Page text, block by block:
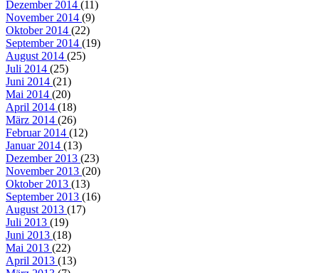
Dezember 2014 (11)
November 2014 (9)
Oktober 2014 (22)
September 2014 (19)
August 2014 (25)
Juli 2014 (25)
Juni 2014 (21)
Mai 2014 (20)
April 2014 (18)
März 2014 (26)
Februar 2014 (12)
Januar 2014 (13)
Dezember 2013 (23)
November 2013 (20)
Oktober 2013 (13)
September 2013 (16)
August 2013 (17)
Juli 2013 (19)
Juni 2013 (18)
Mai 2013 (22)
April 2013 (13)